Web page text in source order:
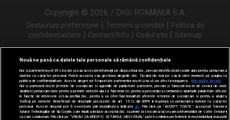
Copyright © 2026 / DIGI ROMANIA S.A.
Gestionați preferințele | Termeni și condiții | Politica de
confidențialitate | Contact/Info | Codul etic | Sitemap
Urmărește-ne și pe
Nouă ne pasă ca datele tale personale să rămână confidențiale
Noi și partenerii noștri31 stocăm și/sau accesăm informații pe dispozitivul dvs., precum identificatorii cookie unici pentru prelucrarea
datelor cu caracter personal. Puteți accepta sau gestiona alegerile dvs. făcând clic mai jos sau în orice moment, pe pagina cu
politica de confidențialitate. Aceste alegeri vor fi raportate partenerilor noștri și nu vă vor afecta navigarea.
Mai multe detalii
Noi si partenerii nostri (retelele de socializare si agentiile de publicitate partenere, precum si furnizorii nostri de servicii de date
analitice) prelucram date pentru a permite website-ului sa functioneze, pentru a personaliza continutul si anunturile publicitare afisate
in functie de interesele si/sau profilul dvs., pentru a va oferi functionalitati aferente retelelor de socializare si pentru a analiza
traficul pe website. Beneficiati de drepturile prevazute de art. 15-22 din GDPR in legatura cu prelucrarea datelor cu caracter
personal. Aceste drepturi pot fi exercitate prin modalitatea indicata aici. Prin click pe “ACCEPT TOATE”, acceptati folosirea
tuturor Tehnologiilor de tip Cookie, care implica inclusiv acceptul dvs. cu privire la stocarea/accesarea informatiilor de catre Vendor-ii
cu care colaboram. Prin click pe “VREAU SA MODIFIC SETARILE INDIVIDUAL” puteti schimba preferintele in mod individual, mai putin